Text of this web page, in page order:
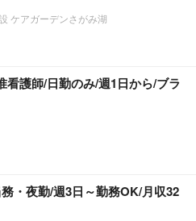
ケアガーデンさがみ湖
看護師/日勤のみ/週1日から/ブラ
・夜勤/週3日～勤務OK/月収32